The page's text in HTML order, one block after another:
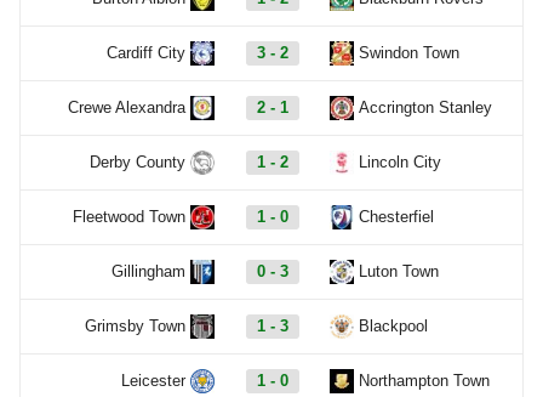
Cardiff City 3 - 2 Swindon Town
Crewe Alexandra 2 - 1 Accrington Stanley
Derby County 1 - 2 Lincoln City
Fleetwood Town 1 - 0 Chesterfiel
Gillingham 0 - 3 Luton Town
Grimsby Town 1 - 3 Blackpool
Leicester 1 - 0 Northampton Town